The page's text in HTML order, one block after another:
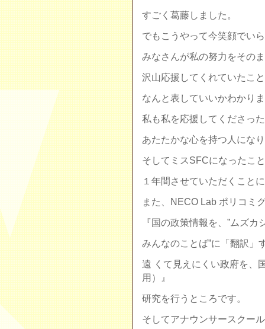
すごく葛藤しました。
でもこうやって今笑顔でい
みなさんが私の努力をその
沢山応援してくれていたこ
なんと表していいかわかり
私も私を応援してくださっ
あたたかな心を持つ人にな
そしてミスSFCになったこ
１年間させていただくこと
また、NECO Lab ポリコミ
『国の政策情報を、”ムズカ
みんなのことば”に「翻訳」
遠 くて見えにくい政府を、
用）』
研究を行うところです。
そしてアナウンサースクー